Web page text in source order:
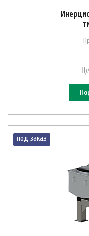
под заказ